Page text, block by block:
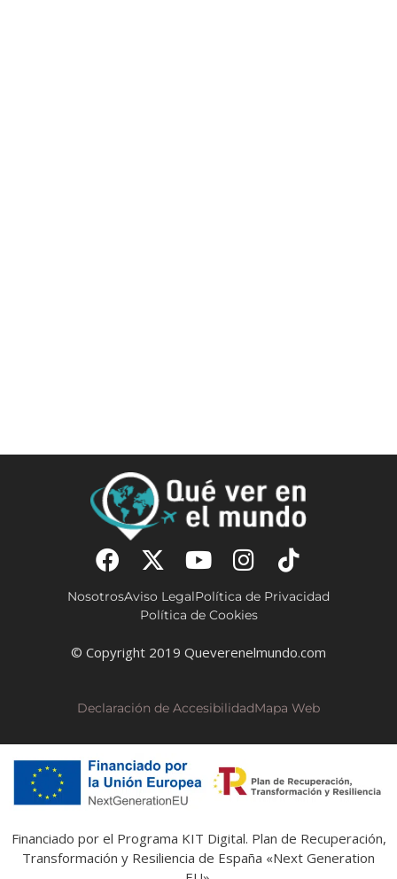
NosotrosAviso LegalPolítica de Privacidad
Política de Cookies
© Copyright 2019 Queverenelmundo.com
Declaración de AccesibilidadMapa Web
Financiado por el Programa KIT Digital. Plan de Recuperación,
Transformación y Resiliencia de España «Next Generation